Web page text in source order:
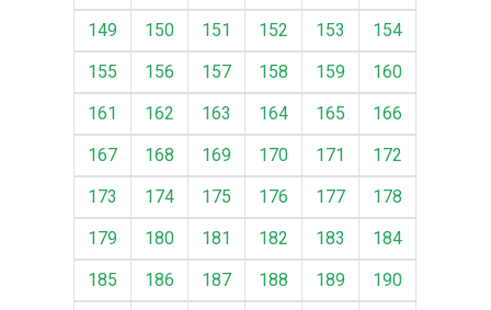
149
150 151 152 153
154
155
156 157 158 159
160
161
162 163 164 165
166
167
168 169 170 171
172
173
174 175 176 177
178
179
180 181 182 183
184
185
186 187 188 189
190